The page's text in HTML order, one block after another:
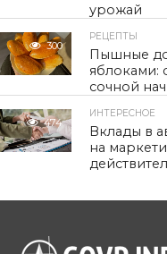
урожай
300
РЕЦЕПТЫ
Пышные
яблоками:
сочной
474
ИНТЕРЕСНОЕ
Вклады в
на